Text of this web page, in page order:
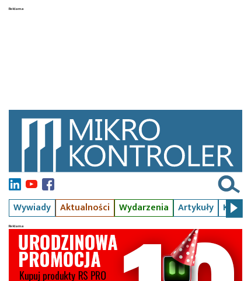
Wywiady Aktualności Wydarzenia Artykuły Kursy